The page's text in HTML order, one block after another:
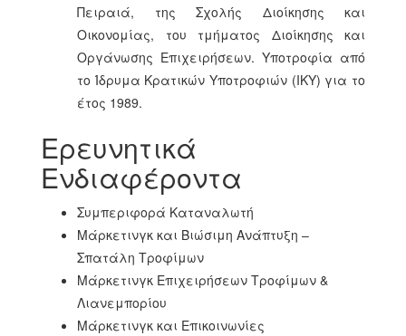
Πειραιά, της Σχολής Διοίκησης και
Οικονομίας, του τμήματος Διοίκησης και
Οργάνωσης Επιχειρήσεων. Υποτροφία από
το Ίδρυμα Κρατικών Υποτροφιών (ΙΚΥ) για το
έτος 1989.
Ερευνητικά
Ενδιαφέροντα
Συμπεριφορά Καταναλωτή
Μάρκετινγκ και Βιώσιμη Ανάπτυξη –
Σπατάλη Τροφίμων
Μάρκετινγκ Επιχειρήσεων Τροφίμων &
Λιανεμπορίου
Μάρκετινγκ και Επικοινωνίες